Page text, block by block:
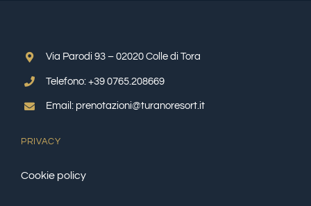
Via Parodi 93 – 02020 Colle di Tora
Telefono: +39 0765.208669
Email: prenotazioni@turanoresort.it
PRIVACY
Cookie policy